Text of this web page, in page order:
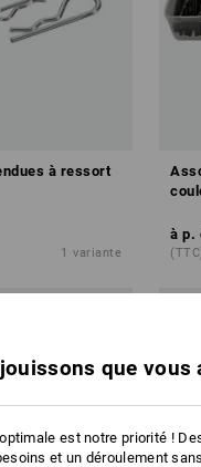
à ressort
1 variante
à p.
que vous
est notre priorité !
et un déroulement